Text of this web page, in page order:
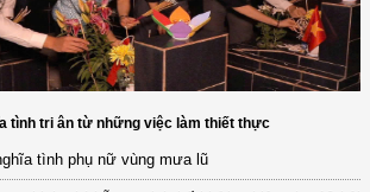
tình tri ân từ những việc làm thiết thực
tình phụ nữ vùng mưa lũ